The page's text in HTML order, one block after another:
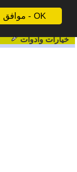
موافق - OK
خيارات وادوات